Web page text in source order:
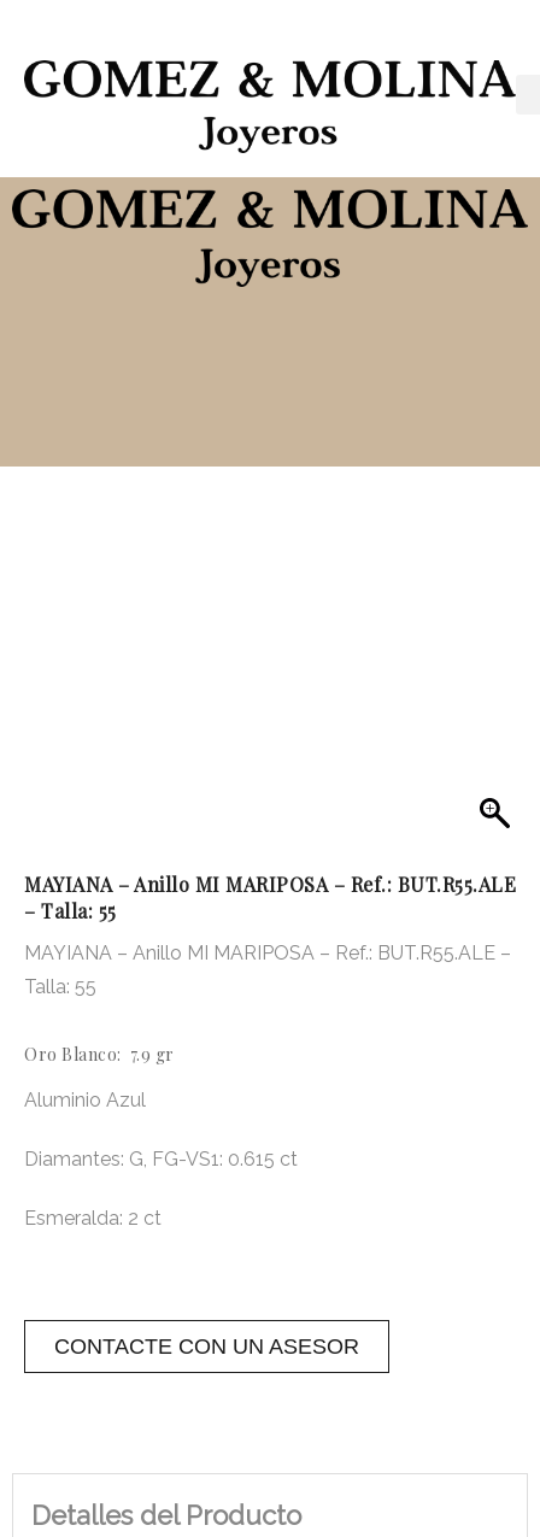
MAYIANA – Anillo MI MARIPOSA – Ref.: BUT.R55.ALE
– Talla: 55
MAYIANA – Anillo MI MARIPOSA – Ref.: BUT.R55.ALE –
Talla: 55
Oro Blanco: 7.9 gr
Aluminio Azul
Diamantes: G, FG-VS1: 0.615 ct
Esmeralda: 2 ct
CONTACTE CON UN ASESOR
Detalles del Producto